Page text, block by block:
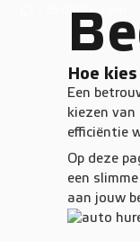
Hoe
Een
kiezen
efficiëntie
Op deze
een
aan jouw